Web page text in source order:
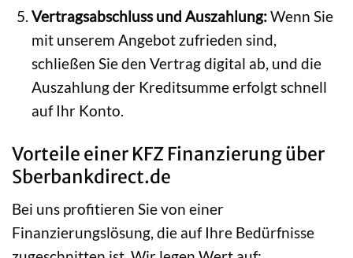
Vertragsabschluss und Auszahlung:Wenn Sie
mit unserem Angebot zufrieden sind,
schließen Sie den Vertrag digital ab, und die
Auszahlung der Kreditsumme erfolgt schnell
auf Ihr Konto.
Vorteile einer KFZ Finanzierung über
Sberbankdirect.de
Bei uns profitieren Sie von einer
Finanzierungslösung, die auf Ihre Bedürfnisse